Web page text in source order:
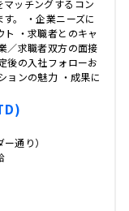
ッチングするコン
。 ・企業ニーズに
・求職者とのキャ
／求職者双方の面接
後の入社フォローお
ョンの魅力 ・成果に
通り）